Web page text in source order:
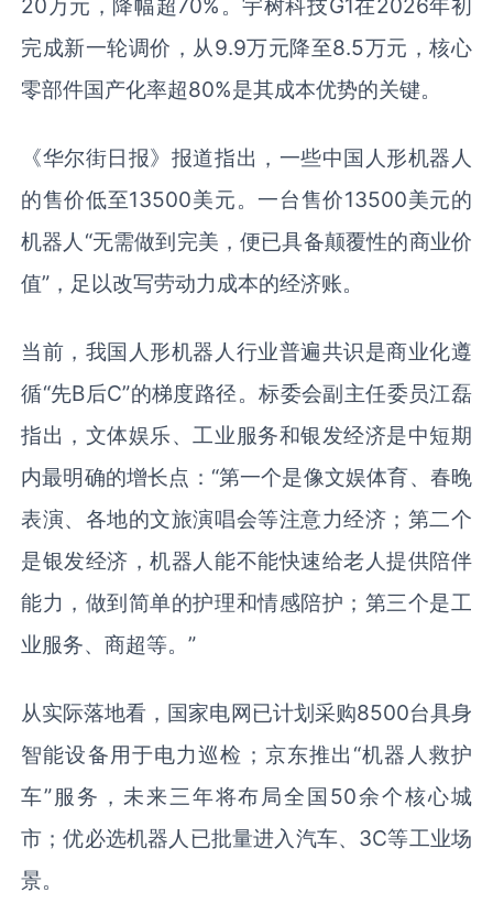
20万元，降幅超70%。宇树科技G1在2026年初
完成新一轮调价，从9.9万元降至8.5万元，核心
零部件国产化率超80%是其成本优势的关键。
《华尔街日报》报道指出，一些中国人形机器人
的售价低至13500美元。一台售价13500美元的
机器人“无需做到完美，便已具备颠覆性的商业价
值”，足以改写劳动力成本的经济账。
当前，我国人形机器人行业普遍共识是商业化遵
循“先B后C”的梯度路径。标委会副主任委员江磊
指出，文体娱乐、工业服务和银发经济是中短期
内最明确的增长点：“第一个是像文娱体育、春晚
表演、各地的文旅演唱会等注意力经济；第二个
是银发经济，机器人能不能快速给老人提供陪伴
能力，做到简单的护理和情感陪护；第三个是工
业服务、商超等。”
从实际落地看，国家电网已计划采购8500台具身
智能设备用于电力巡检；京东推出“机器人救护
车”服务，未来三年将布局全国50余个核心城
市；优必选机器人已批量进入汽车、3C等工业场
景。